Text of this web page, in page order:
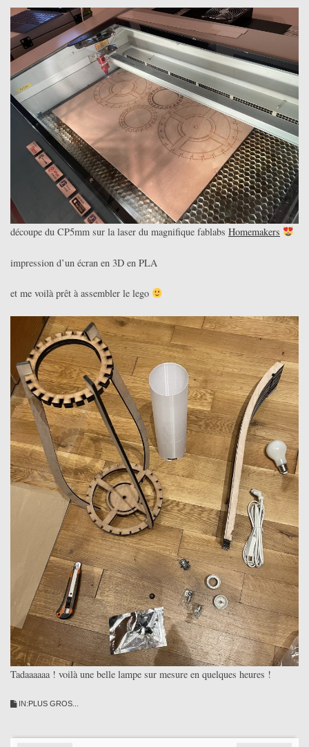
découpe du CP5mm sur la laser du magnifique fablabs Homemakers
impression d’un écran en 3D en PLA
et me voilà prêt à assembler le lego
Tadaaaaaa ! voilà une belle lampe sur mesure en quelques heures !
IN:PLUS GROS...